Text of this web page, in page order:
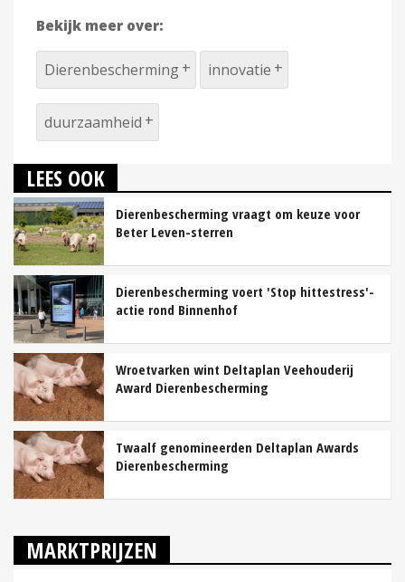
Bekijk meer over:
Dierenbescherming innovatie
duurzaamheid
LEES OOK
Dierenbescherming vraagt om keuze voor
Beter Leven-sterren
Dierenbescherming voert 'Stop hittestress'-
actie rond Binnenhof
Wroetvarken wint Deltaplan Veehouderij
Award Dierenbescherming
Twaalf genomineerden Deltaplan Awards
Dierenbescherming
MARKTPRIJZEN